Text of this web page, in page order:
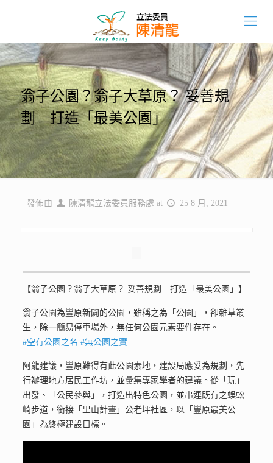
翁子公園？翁子大草原？ 妥善規
劃 打造「最美公園」
發佈由 陳清龍立法委員服務處 at 25 8 月, 2021
【翁子公園？翁子大草原？ 妥善規劃 打造「最美公園」】
翁子公園為豐原新闢的公園，雖稱之為「公園」，卻雜草叢
生，除一簡易停車場外，無任何公園元素要件存在。
#空有公園之名 #無公園之實
阿龍建議，豐原難得有此公園素地，建設局應妥為規劃，先
行辦理地方居民工作坊，並彙集專家學者的建議。從「玩」
出發、「公民參與」，打造出特色公園，並串連既有之蜈蚣
崎步道，銜接「里山計畫」公老坪社區，以「豐原最美公
園」為終極建設目標。